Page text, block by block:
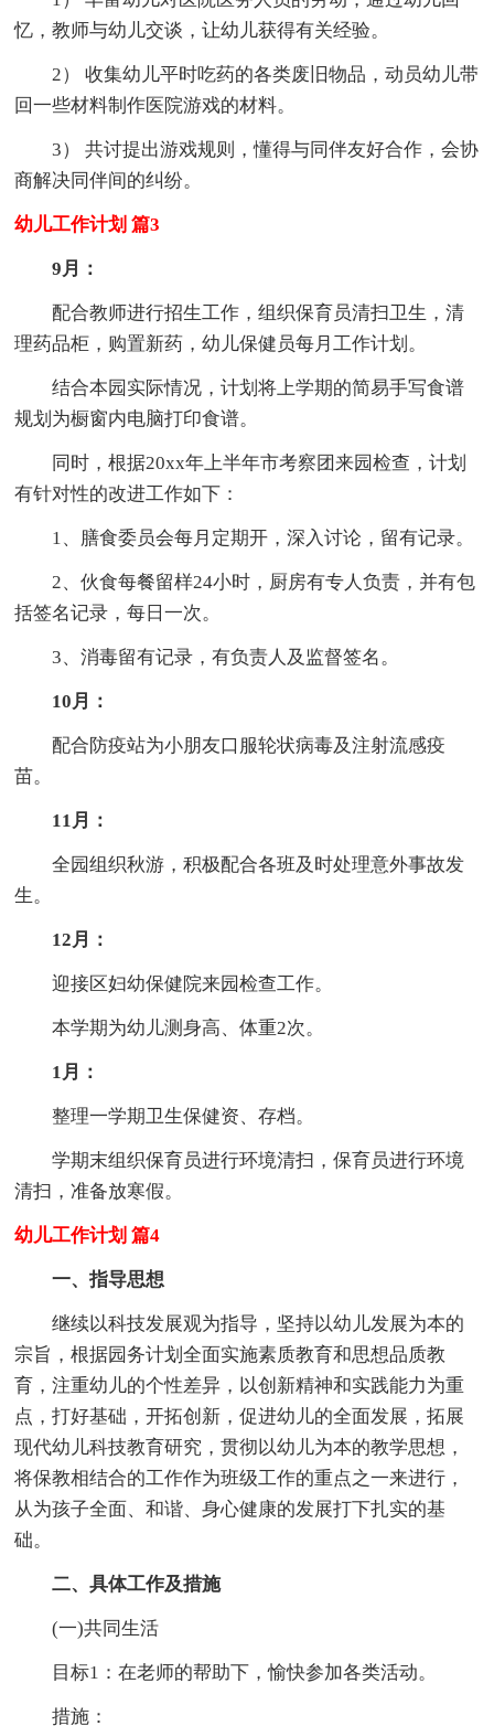
忆，教师与幼儿交谈，让幼儿获得有关经验。
2） 收集幼儿平时吃药的各类废旧物品，动员幼儿带
回一些材料制作医院游戏的材料。
3） 共讨提出游戏规则，懂得与同伴友好合作，会协
商解决同伴间的纠纷。
幼儿工作计划 篇3
9月：
配合教师进行招生工作，组织保育员清扫卫生，清
理药品柜，购置新药，幼儿保健员每月工作计划。
结合本园实际情况，计划将上学期的简易手写食谱
规划为橱窗内电脑打印食谱。
同时，根据20xx年上半年市考察团来园检查，计划
有针对性的改进工作如下：
1、膳食委员会每月定期开，深入讨论，留有记录。
2、伙食每餐留样24小时，厨房有专人负责，并有包
括签名记录，每日一次。
3、消毒留有记录，有负责人及监督签名。
10月：
配合防疫站为小朋友口服轮状病毒及注射流感疫
苗。
11月：
全园组织秋游，积极配合各班及时处理意外事故发
生。
12月：
迎接区妇幼保健院来园检查工作。
本学期为幼儿测身高、体重2次。
1月：
整理一学期卫生保健资、存档。
学期末组织保育员进行环境清扫，保育员进行环境
清扫，准备放寒假。
幼儿工作计划 篇4
一、指导思想
继续以科技发展观为指导，坚持以幼儿发展为本的
宗旨，根据园务计划全面实施素质教育和思想品质教
育，注重幼儿的个性差异，以创新精神和实践能力为重
点，打好基础，开拓创新，促进幼儿的全面发展，拓展
现代幼儿科技教育研究，贯彻以幼儿为本的教学思想，
将保教相结合的工作作为班级工作的重点之一来进行，
从为孩子全面、和谐、身心健康的发展打下扎实的基
础。
二、具体工作及措施
(一)共同生活
目标1：在老师的帮助下，愉快参加各类活动。
措施：